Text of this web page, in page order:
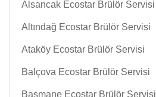
Alsancak Ecostar Brülör Servisi
Altındağ Ecostar Brülör Servisi
Ataköy Ecostar Brülör Servisi
Balçova Ecostar Brülör Servisi
Basmane Ecostar Brülör Servisi